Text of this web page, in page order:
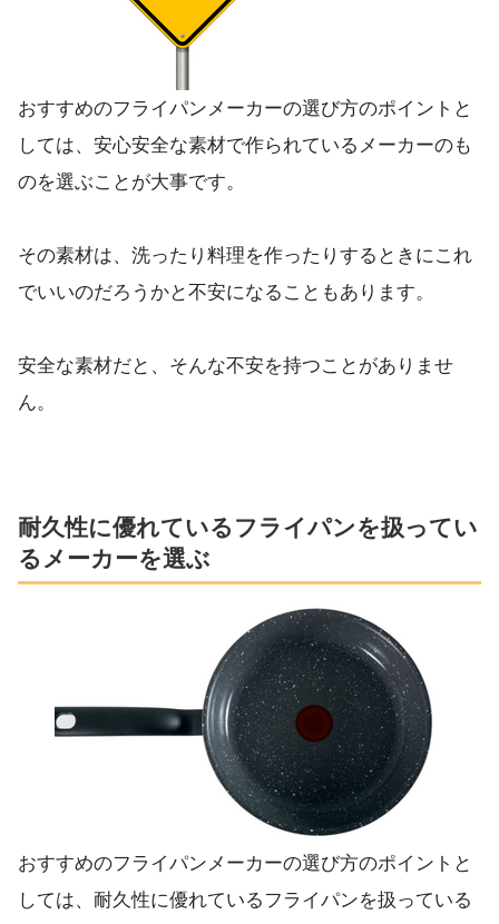
おすすめのフライパンメーカーの選び方のポイントと
しては、安心安全な素材で作られているメーカーのも
のを選ぶことが大事です。
その素材は、洗ったり料理を作ったりするときにこれ
でいいのだろうかと不安になることもあります。
安全な素材だと、そんな不安を持つことがありませ
ん。
耐久性に優れているフライパンを扱ってい
るメーカーを選ぶ
おすすめのフライパンメーカーの選び方のポイントと
しては、耐久性に優れているフライパンを扱っている